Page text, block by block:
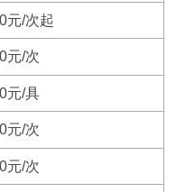
元/次起
元/次
元/具
元/次
元/次